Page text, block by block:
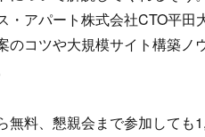
・アパート株式会社CTO平
のコツや大規模サイト構築ノ
無料、懇親会まで参加しても